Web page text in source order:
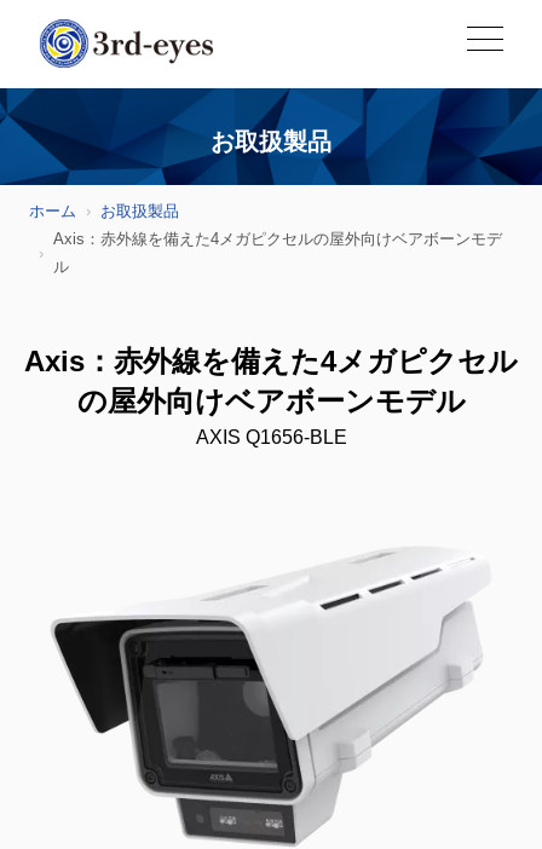
お取扱製品
ホーム
お取扱製品
Axis：赤外線を備えた4メガピクセルの屋外向けベアボーンモデ
ル
Axis：赤外線を備えた4メガピクセル
の屋外向けベアボーンモデル
AXIS Q1656-BLE